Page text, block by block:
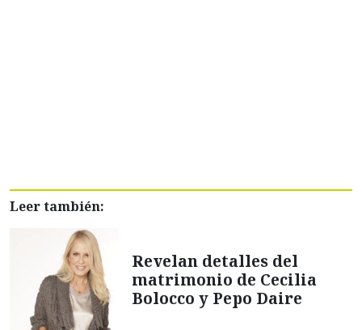
Leer también:
Revelan detalles del
matrimonio de Cecilia
Bolocco y Pepo Daire